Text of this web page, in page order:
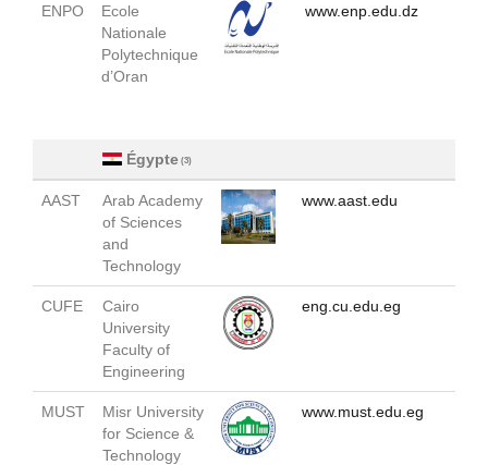
ENPO
Ecole
Nationale
Polytechnique
d’Oran
www.enp.edu.dz
Égypte (3)
AAST
Arab Academy
of Sciences
and
Technology
www.aast.edu
CUFE
Cairo
University
Faculty of
Engineering
eng.cu.edu.eg
MUST
Misr University
for Science &
Technology
www.must.edu.eg